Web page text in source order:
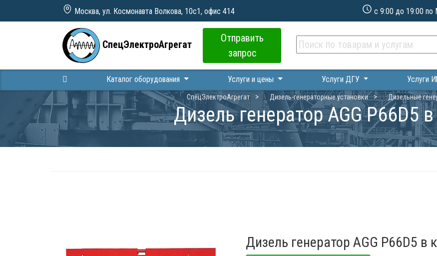
Москва, ул. Космонавта Волкова, 10с1, офис 414 с 9:00 до 19:00
СпецЭлектроАгрегат
Отправить
запрос
Каталог оборудования Услуги и цены Услуги ДГУ Услуги
СпецЭлектроАгрегат Дизель-генераторные установки Дизельные
Дизель генератор AGG P66D5
Дизель генератор AGG P66D5 в